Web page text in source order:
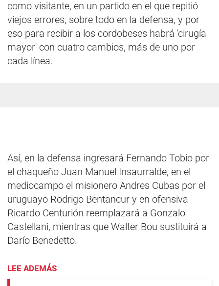
como visitante, en un partido en el que repitió
viejos errores, sobre todo en la defensa, y por
eso para recibir a los cordobeses habrá 'cirugía
mayor' con cuatro cambios, más de uno por
cada línea.
Así, en la defensa ingresará Fernando Tobio por
el chaqueño Juan Manuel Insaurralde, en el
mediocampo el misionero Andres Cubas por el
uruguayo Rodrigo Bentancur y en ofensiva
Ricardo Centurión reemplazará a Gonzalo
Castellani, mientras que Walter Bou sustituirá a
Darío Benedetto.
LEE ADEMÁS